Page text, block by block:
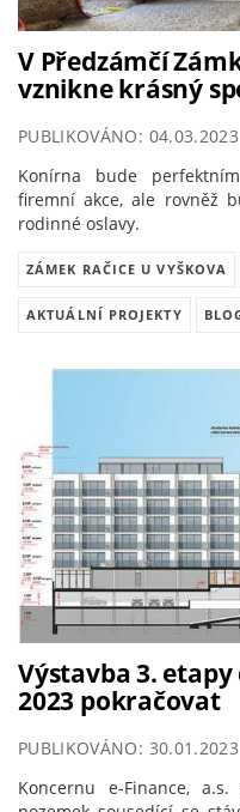
V Předzámčí
vznikne krásný
PUBLIKOVÁNO: 04.03.2023
Konírna bude
firemní akce, ale rovněž
rodinné oslavy.
ZÁMEK RAČICE U VYŠKOVA
AKTUÁLNÍ PROJEKTY
Výstavba 3. etapy
2023 pokračovat
PUBLIKOVÁNO: 30.01.2023
Koncernu e-Finance,